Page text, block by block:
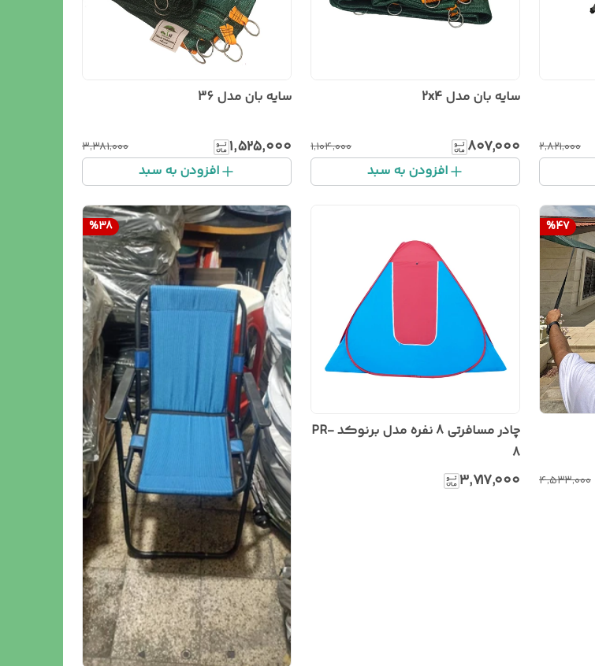
۲٬۸۲۱٬۰۰۰
سایه بان مدل 2x4
۸۰۷٬۰۰۰ ۱٬۱۰۴٬۰۰۰
افزودن به سبد
سایه بان مدل 36
۱٬۵۲۵٬۰۰۰ ۳٬۳۸۱٬۰۰۰
افزودن به سبد
%47
۴٬۵۳۳٬۰۰۰
چادر مسافرتی 8 نفره مدل برنوکد PR-
8
۳٬۷۱۷٬۰۰۰
%38